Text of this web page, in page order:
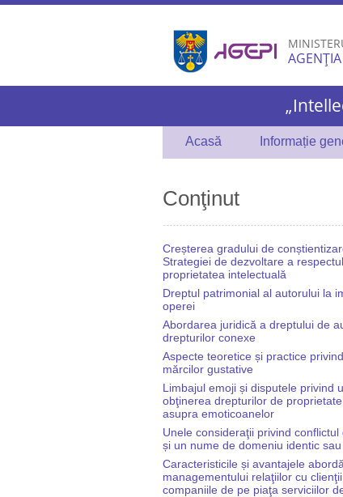
Acasă Informație
Conţinut
Creșterea gradului de
Strategiei de dezvoltare a
proprietatea intelectuală
Dreptul patrimonial al autorului la
operei
Abordarea juridică a dreptului de
drepturilor conexe
Aspecte teoretice și practice
mărcilor gustative
Limbajul emoji și disputele privind
obţinerea drepturilor de
asupra emoticoanelor
Unele consideraţii privind conflictul
și un nume de domeniu identic
Caracteristicile și avantajele
managementului relaţiilor cu
companiile de pe piaţa serviciilor